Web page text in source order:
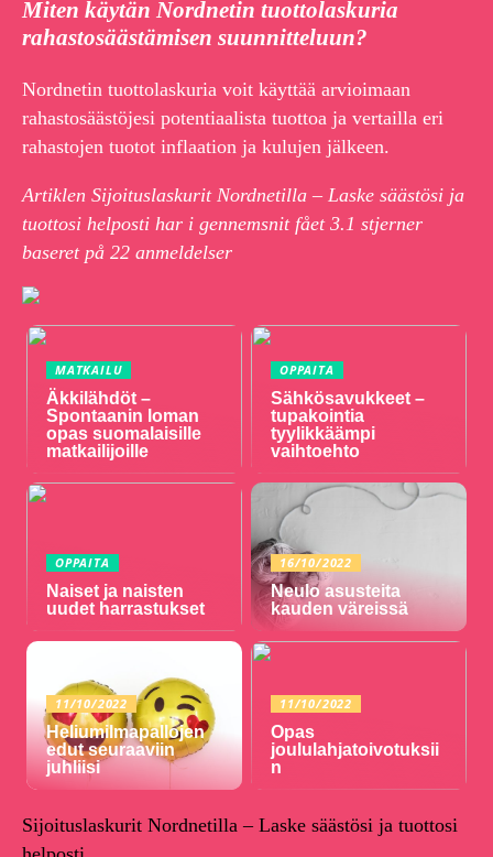
Miten käytän Nordnetin tuottolaskuria
rahastosäästämisen suunnitteluun?
Nordnetin tuottolaskuria voit käyttää arvioimaan
rahastosäästöjesi potentiaalista tuottoa ja vertailla eri
rahastojen tuotot inflaation ja kulujen jälkeen.
Artiklen Sijoituslaskurit Nordnetilla – Laske säästösi ja
tuottosi helposti har i gennemsnit fået 3.1 stjerner
baseret på 22 anmeldelser
MATKAILU
Äkkilähdöt –
Spontaanin loman
opas suomalaisille
matkailijoille
OPPAITA
Sähkösavukkeet –
tupakointia
tyylikkäämpi
vaihtoehto
OPPAITA
Naiset ja naisten
uudet harrastukset
16/10/2022
Neulo asusteita
kauden väreissä
11/10/2022
Heliumilmapallojen
edut seuraaviin
juhliisi
11/10/2022
Opas
joululahjatoivotuksii
n
Sijoituslaskurit Nordnetilla – Laske säästösi ja tuottosi